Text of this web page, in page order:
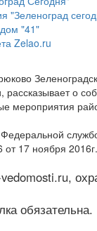
"Зеленоград
"41"
Zelao.ru
о
мероприятия
17 ноября 2016г.
обязательна.